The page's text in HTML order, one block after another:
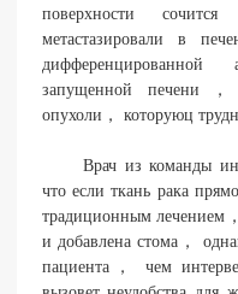
поверхности
метастазировали в
запущенной печени，
опухоли， которуюц
Врач из команды
что если ткань рака
традиционным лечением
и добавлена стома，
пациента， чем